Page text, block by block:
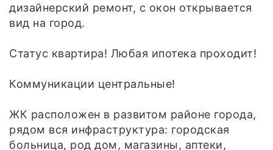
дизайнерский ремонт, с окон открывается
вид на город.
Статус квартира! Любая ипотека проходит!
Коммуникации центральные!
ЖК расположен в развитом районе города,
рядом вся инфраструктура: городская
больница, род дом, магазины, аптеки,